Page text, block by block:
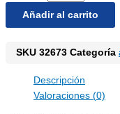
Añadir al carrito
SKU 32673 Categoría
Descripción
Valoraciones (0)